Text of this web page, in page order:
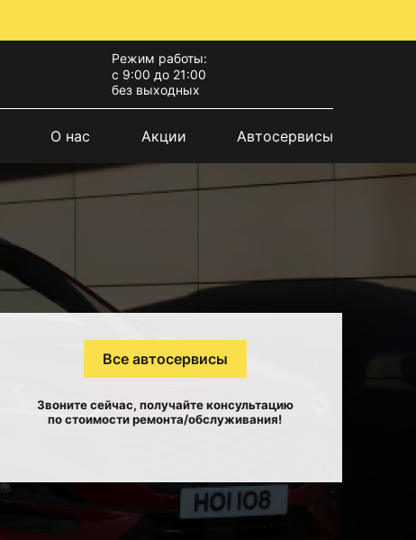
Режим работы:
с 9:00 до 21:00
без выходных
О нас Акции Автосервисы
Все автосервисы
Звоните сейчас, получайте консультацию
по стоимости ремонта/обслуживания!